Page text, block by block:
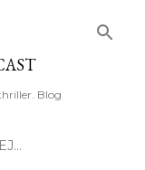
Blog